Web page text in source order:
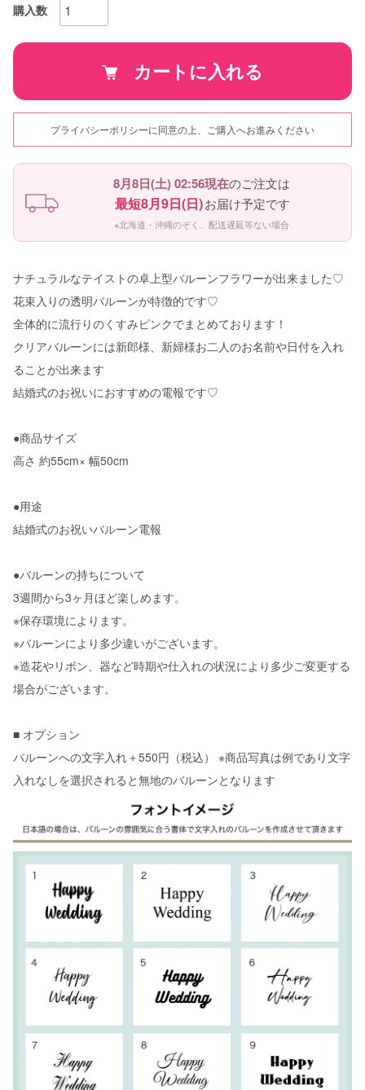
購入数
カートに入れる
プライバシーポリシーに同意の上、ご購入へお進みください
8月8日(土) 02:56現在のご注文は
最短8月9日(日)お届け予定です
※北海道・沖縄のぞく、配送遅延等ない場合
ナチュラルなテイストの卓上型バルーンフラワーが出来ました♡
花束入りの透明バルーンが特徴的です♡
全体的に流行りのくすみピンクでまとめております！
クリアバルーンには新郎様、新婦様お二人のお名前や日付を入れ
ることが出来ます
結婚式のお祝いにおすすめの電報です♡
●商品サイズ
高さ 約55cm× 幅50cm
●用途
結婚式のお祝いバルーン電報
●バルーンの持ちについて
3週間から3ヶ月ほど楽しめます。
※保存環境によります。
※バルーンにより多少違いがございます。
※造花やリボン、器など時期や仕入れの状況により多少ご変更する
場合がございます。
■ オプション
バルーンへの文字入れ＋550円（税込） ※商品写真は例であり文字
入れなしを選択されると無地のバルーンとなります